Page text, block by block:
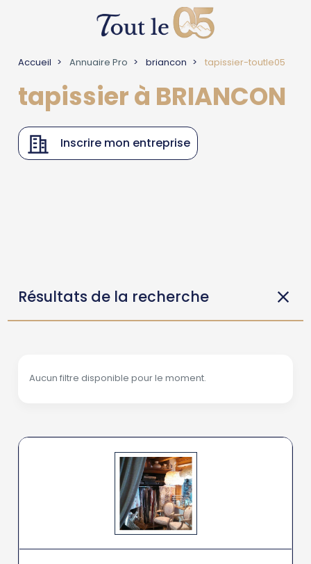
Accueil Annuaire Pro briancon tapissier-toutle05
tapissier à BRIANCON
Inscrire mon entreprise
Résultats de la recherche
Aucun filtre disponible pour le moment.